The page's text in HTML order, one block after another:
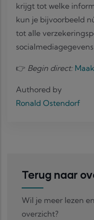
krijgt tot welke
kun je bijvoorbeeld
tot alle
👉 Begin direct:
Authored by
Ronald Ostendorf
Terug naar
Wil je meer lezen
overzicht?